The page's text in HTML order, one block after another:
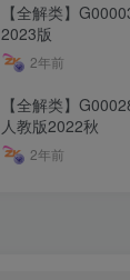
【全解类】
2023版
2年前
【全解类】
人教版2022秋
2年前